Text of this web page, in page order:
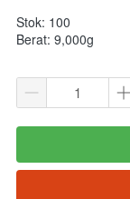
Stok: 100
Berat: 9,000g